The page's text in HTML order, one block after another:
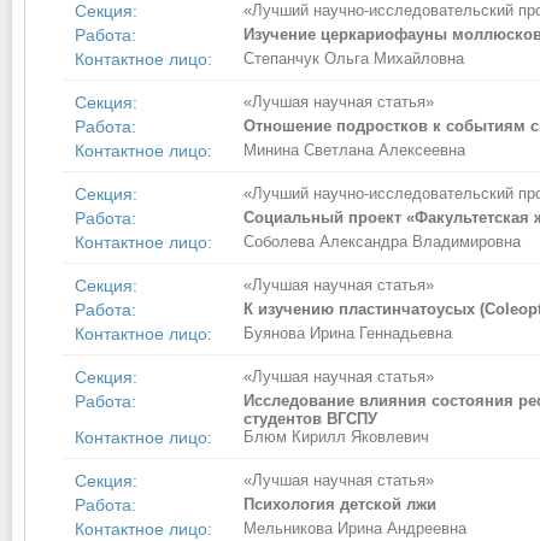
Секция: «Лучший научно-исследовательский
Работа: Изучение церкариофауны
Контактное лицо: Степанчук Ольга Михайловна
Секция: «Лучшая научная статья»
Работа: Отношение подростков к событиям
Контактное лицо: Минина Светлана Алексеевна
Секция: «Лучший научно-исследовательский
Работа: Социальный проект «Факультетская
Контактное лицо: Соболева Александра Владимировна
Секция: «Лучшая научная статья»
Работа: К изучению пластинчатоусых
Контактное лицо: Буянова Ирина Геннадьевна
Секция: «Лучшая научная статья»
Работа:
Исследование влияния состояния
студентов ВГСПУ
Контактное лицо: Блюм Кирилл Яковлевич
Секция: «Лучшая научная статья»
Работа: Психология детской лжи
Контактное лицо: Мельникова Ирина Андреевна